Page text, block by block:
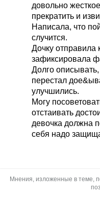
довольно
прекратить и
Написала, что
случится.
Дочку отправила
зафиксировала
Долго описывать,
перестал
улучшились.
Могу
отстаивать
девочка должна
себя надо
Мнения, изложенные в теме,